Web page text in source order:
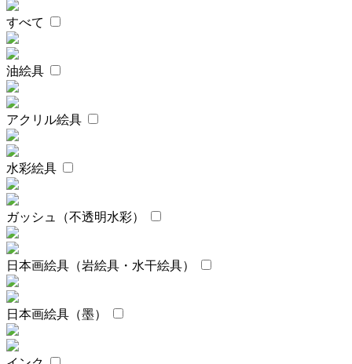
すべて
油絵具
アクリル絵具
水彩絵具
ガッシュ（不透明水彩）
日本画絵具（岩絵具・水干絵具）
日本画絵具（墨）